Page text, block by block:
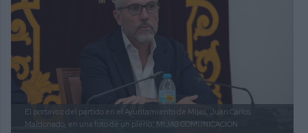
El portavoz del partido en el Ayuntamiento de Mijas, Juan Carlos
Maldonado, en una foto de un pleno. MIJAS COMUNICACIÓN